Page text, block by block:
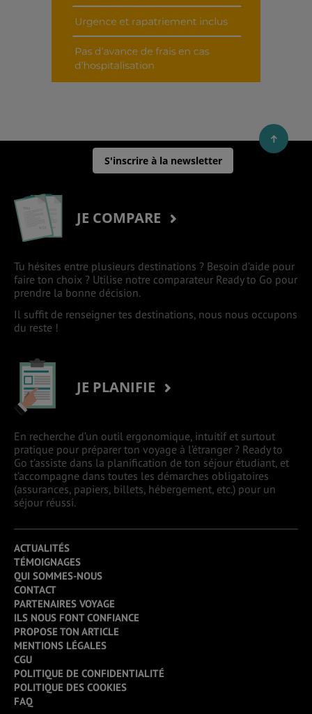
S'inscrire à la newsletter
JE COMPARE
Tu hésites entre plusieurs destinations ? Besoin d’aide pour
faire ton choix ? Utilise notre comparateur Ready to Go pour
prendre la bonne décision.
Il suffit de renseigner tes destinations, nous nous occupons
du reste !
JE PLANIFIE
En recherche d’un outil ergonomique, intuitif et surtout
pratique pour préparer ton voyage à l’étranger ? Ready to
Go t’assiste dans la planification de ton séjour étudiant, et
t’accompagne dans toutes les démarches obligatoires
(assurances, papiers, billets, hébergement, etc.) pour un
séjour réussi.
ACTUALITÉS
TÉMOIGNAGES
QUI SOMMES-NOUS
CONTACT
PARTENAIRES VOYAGE
ILS NOUS FONT CONFIANCE
PROPOSE TON ARTICLE
MENTIONS LÉGALES
CGU
POLITIQUE DE CONFIDENTIALITÉ
POLITIQUE DES COOKIES
FAQ